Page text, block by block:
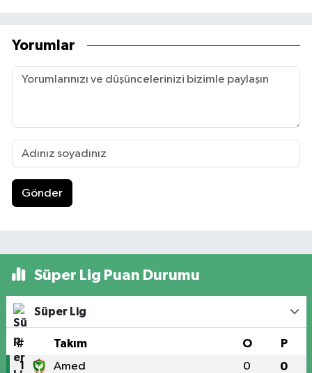
Yorumlar
Gönder
Süper Lig Puan Durumu
Süper Lig
# Takım O P
1 Amed 0 0